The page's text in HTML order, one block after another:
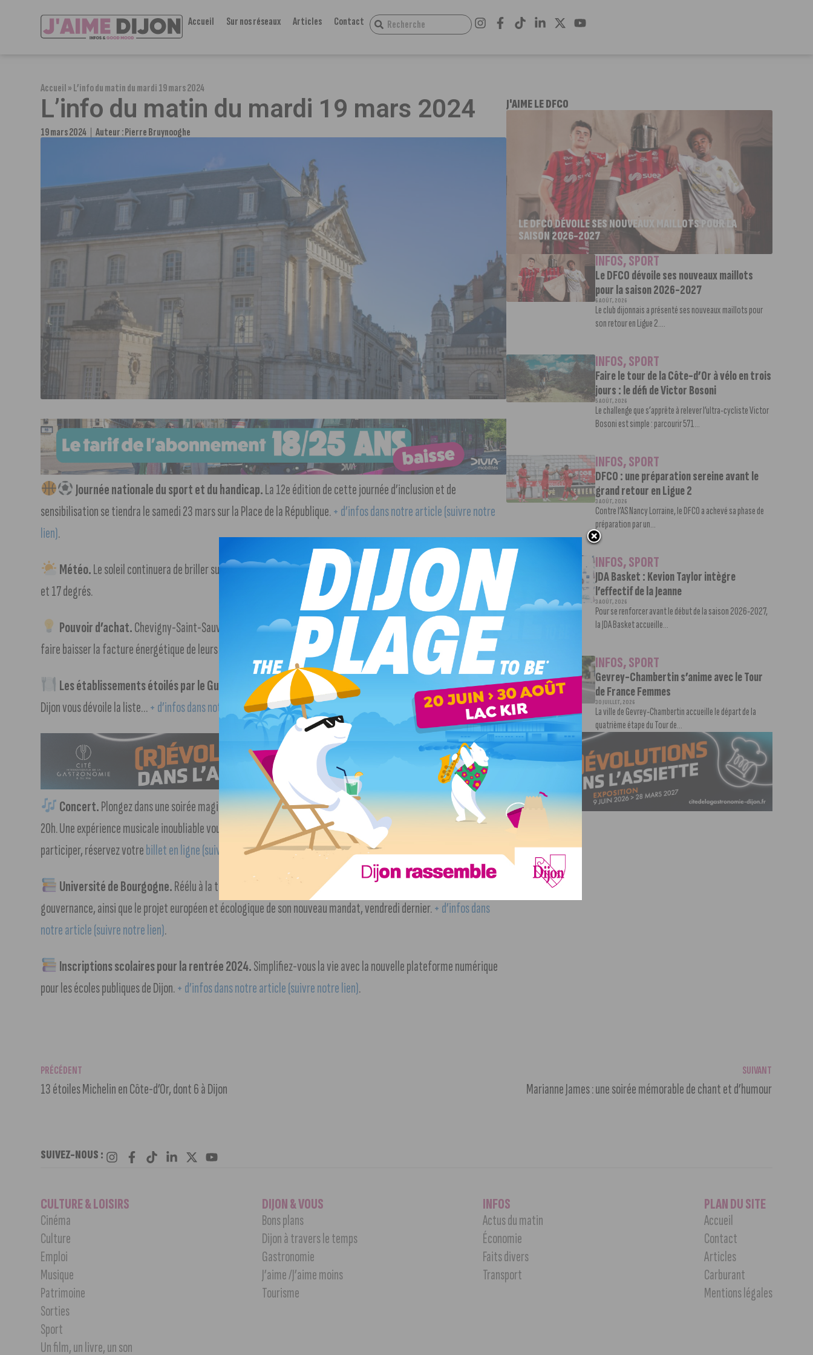
Accueil Sur nos réseaux Articles Contact
Accueil»L’info du matin du mardi 19 mars 2024
L’info du matin du mardi 19 mars 2024
19 mars 2024 Auteur :Pierre Bruynooghe
Journée nationale du sport et du handicap.La 12e édition de cette journée d’inclusion et de
sensibilisation se tiendra le samedi 23 mars sur la Place de la République.+ d’infos dans notre article (suivre notre
lien).
Météo.Le soleil continuera de briller sur Dijon, avec des températures similaires à la veille, oscillant entre 15
et 17 degrés.
Pouvoir d’achat.Chevigny-Saint-Sauveur, Talant et plusieurs communes de Côté-d’Or se regroupent pour
faire baisser la facture énergétique de leurs habitants.
+ d’infos dans notre article (suivre notre lien)
Les établissements étoilés par le Guide Michelin en 2024.Qui sont les heureux élus en Côte-d’Or ? J’aime
Dijon vous dévoile la liste…+ d’infos dans notre article (suivre notre lien)
Concert.Plongez dans une soirée magique avec les violons de Prague, à la cathédrale Saint-Bénigne, ce soir à
20h. Une expérience musicale inoubliable vous attend avec 1h20 d’élégance et d’émotion. Si vous souhaitez y
participer, réservez votrebillet en ligne (suivre notre lien).
Université de Bourgogne.Réélu à la tête de l’université, le président Vincent Thomas a présenté l’équipe de
gouvernance, ainsi que le projet européen et écologique de son nouveau mandat, vendredi dernier.+ d’infos dans
notre article (suivre notre lien).
Inscriptions scolaires pour la rentrée 2024.Simplifiez-vous la vie avec la nouvelle plateforme numérique
pour les écoles publiques de Dijon.+ d’infos dans notre article (suivre notre lien).
J'AIME LE DFCO
LE DFCO DÉVOILE SES NOUVEAUX MAILLOTS POUR LA
SAISON 2026-2027
INFOS,SPORT
Le DFCO dévoile ses nouveaux maillots
pour la saison 2026-2027
6 AOÛT, 2026
Le club dijonnais a présenté ses nouveaux maillots pour
son retour en Ligue 2....
INFOS,SPORT
Faire le tour de la Côte-d’Or à vélo en trois
jours : le défi de Victor Bosoni
5 AOÛT, 2026
Le challenge que s’apprête à relever l’ultra-cycliste Victor
Bosoni est simple : parcourir 571...
INFOS,SPORT
DFCO : une préparation sereine avant le
grand retour en Ligue 2
3 AOÛT, 2026
Contre l’AS Nancy Lorraine, le DFCO a achevé sa phase de
préparation par un...
INFOS,SPORT
JDA Basket : Kevion Taylor intègre
l’effectif de la Jeanne
3 AOÛT, 2026
Pour se renforcer avant le début de la saison 2026-2027,
la JDA Basket accueille...
INFOS,SPORT
Gevrey-Chambertin s’anime avec le Tour
de France Femmes
30 JUILLET, 2026
La ville de Gevrey-Chambertin accueille le départ de la
quatrième étape du Tour de...
PRÉCÉDENT
13 étoiles Michelin en Côte-d’Or, dont 6 à Dijon
SUIVANT
Marianne James : une soirée mémorable de chant et d’humour
SUIVEZ-NOUS :
CULTURE & LOISIRS
Cinéma
Culture
Emploi
Musique
Patrimoine
Sorties
Sport
Un film, un livre, un son
DIJON & VOUS
Bons plans
Dijon à travers le temps
Gastronomie
J’aime /J’aime moins
Tourisme
INFOS
Actus du matin
Économie
Faits divers
Transport
PLAN DU SITE
Accueil
Contact
Articles
Carburant
Mentions légales